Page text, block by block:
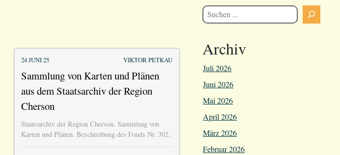
24 JUNI 25 VIKTOR PETKAU
Sammlung von Karten und Plänen
aus dem Staatsarchiv der Region
Cherson
Staatsarchiv der Region Cherson. Sammlung von
Karten und Plänen. Beschreibung des Fonds Nr. 302.
Archiv
Juli 2026
Juni 2026
Mai 2026
April 2026
März 2026
Februar 2026